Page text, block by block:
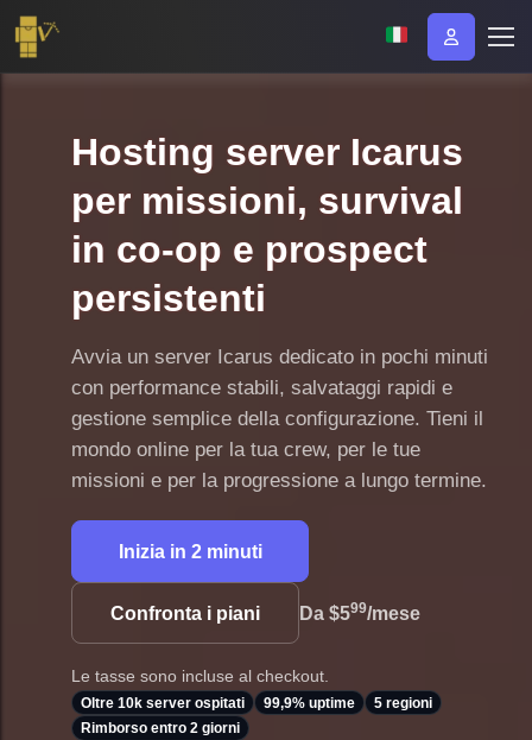
Hosting server Icarus
per missioni, survival
in co-op e prospect
persistenti
Avvia un server Icarus dedicato in pochi minuti
con performance stabili, salvataggi rapidi e
gestione semplice della configurazione. Tieni il
mondo online per la tua crew, per le tue
missioni e per la progressione a lungo termine.
Inizia in 2 minuti
Confronta i piani Da $599/mese
Le tasse sono incluse al checkout.
Oltre 10k server ospitati 99,9% uptime
5 regioni
Rimborso entro 2 giorni